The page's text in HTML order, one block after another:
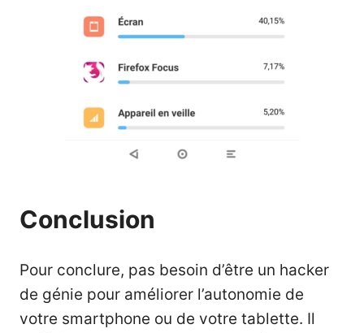
Conclusion
Pour conclure, pas besoin d’être un hacker
de génie pour améliorer l’autonomie de
votre smartphone ou de votre tablette. Il